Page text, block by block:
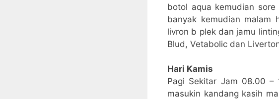
botol aqua kemudian
banyak kemudian malam
livron b plek dan jamu
Blud, Vetabolic dan
Hari Kamis
Pagi Sekitar Jam 08.00 –
masukin kandang kasih